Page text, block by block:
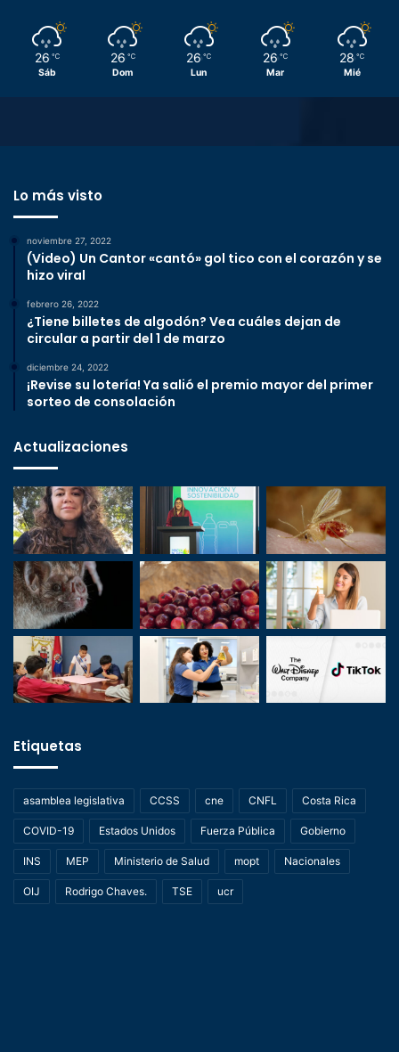
26 ℃
Sáb
26 ℃
Dom
26 ℃
Lun
26 ℃
Mar
28 ℃
Mié
Lo más visto
noviembre 27, 2022
(Video) Un Cantor «cantó» gol tico con el corazón y se
hizo viral
febrero 26, 2022
¿Tiene billetes de algodón? Vea cuáles dejan de
circular a partir del 1 de marzo
diciembre 24, 2022
¡Revise su lotería! Ya salió el premio mayor del primer
sorteo de consolación
Actualizaciones
Etiquetas
asamblea legislativa CCSS cne CNFL Costa Rica
COVID-19 Estados Unidos Fuerza Pública Gobierno
INS MEP Ministerio de Salud mopt Nacionales
OIJ Rodrigo Chaves. TSE ucr